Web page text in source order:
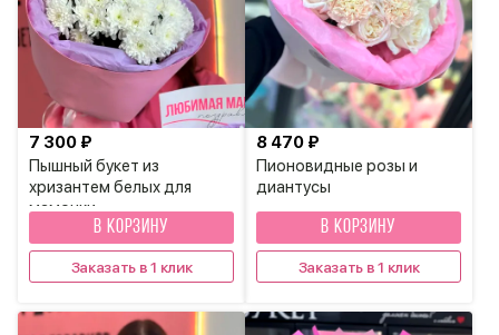
Пышный букет из
хризантем белых для
мамочки
7 300 ₽
В КОРЗИНУ
Заказать в 1 клик
Пионовидные розы и
диантусы
8 470 ₽
В КОРЗИНУ
Заказать в 1 клик